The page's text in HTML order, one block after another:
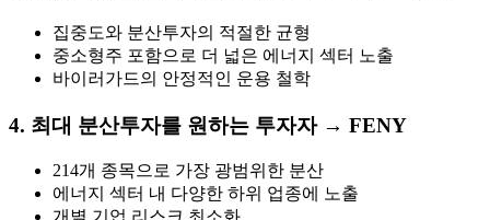
집중도와 분산투자의 적절한 균형
중소형주 포함으로 더 넓은 에너지 섹터 노출
바이러가드의 안정적인 운용 철학
4. 최대 분산투자를 원하는 투자자 → FENY
214개 종목으로 가장 광범위한 분산
에너지 섹터 내 다양한 하위 업종에 노출